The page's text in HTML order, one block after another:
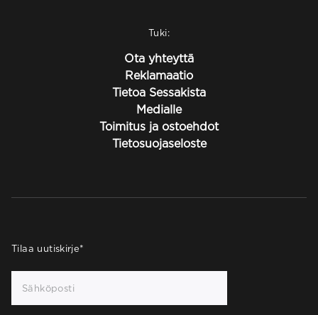
Tuki:
Ota yhteyttä
Reklamaatio
Tietoa Sessakista
Medialle
Toimitus ja ostoehdot
Tietosuojaseloste
Tilaa uutiskirje*